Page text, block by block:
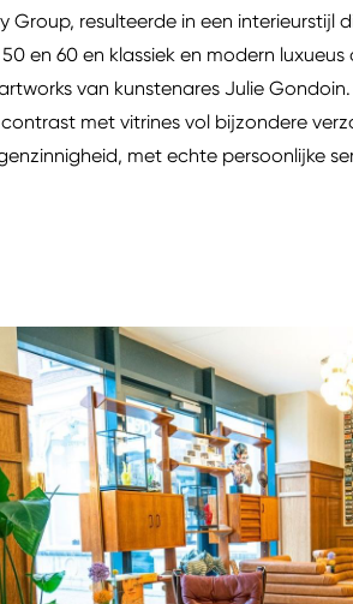
Group, resulteerde in een interieurstijl
en 60 en klassiek en modern
van kunstenares Julie
met vitrines vol bijzondere
met echte persoonlijke